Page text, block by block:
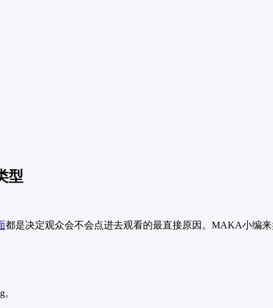
型
都是决定观众会不会点进去观看的最直接原因。MAKA小编